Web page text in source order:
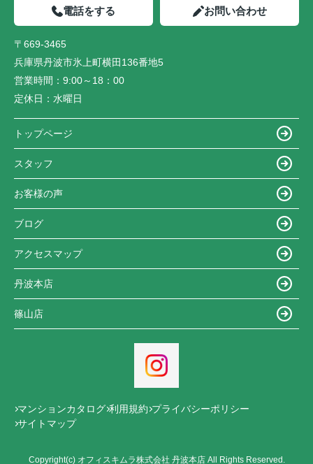
電話をする お問い合わせ
〒669-3465
兵庫県丹波市氷上町横田136番地5
営業時間： 9:00～18：00
定休日： 水曜日
トップページ
スタッフ
お客様の声
ブログ
アクセスマップ
丹波本店
篠山店
マンションカタログ 利用規約 プライバシーポリシー
サイトマップ
Copyright(c) オフィスキムラ株式会社 丹波本店 All Rights Reserved.